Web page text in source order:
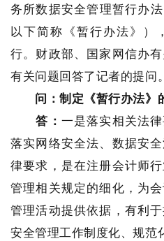
务所数据安全管理暂行办
以下简称《暂行办法》）
行。财政部、国家网信办
有关问题回答了记者的提问。
问：制定《暂行办法》
答： 一是落实相关法
落实网络安全法、数据安
律要求，是在注册会计师
管理相关规定的细化，为
管理活动提供依据，有利
安全管理工作制度化、规范